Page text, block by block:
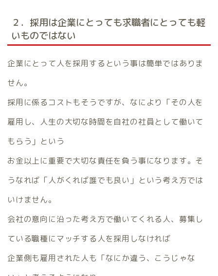
２．採用は企業にとっても求職者にとっても軽
いものではない
企業にとって人を採用するという事は簡単ではありま
せん。
採用に係るコストもそうですが、なにより「その人を
雇用し、人生の大切な時間を自社の社員として働いて
もらう」という
お金以上に重要で大切な責任を負う事になります。そ
うなれば「人がくれば誰でも良い」という考え方では
いけません。
会社の意向に沿った考え方で働いてくれる人、募集し
ている職種にマッチする人を採用しなければ
企業側も雇用された人も「なにか違う、こうじゃな